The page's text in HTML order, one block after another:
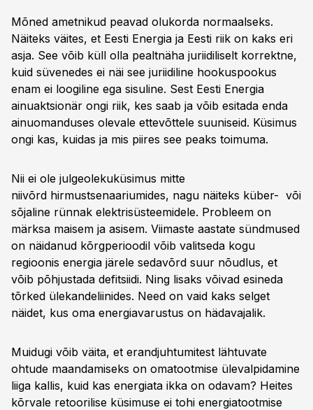
Mõned ametnikud peavad olukorda normaalseks.
Näiteks väites, et Eesti Energia ja Eesti riik on kaks eri
asja. See võib küll olla pealtnäha juriidiliselt korrektne,
kuid süvenedes ei näi see juriidiline hookuspookus
enam ei loogiline ega sisuline. Sest Eesti Energia
ainuaktsionär ongi riik, kes saab ja võib esitada enda
ainuomanduses olevale ettevõttele suuniseid. Küsimus
ongi kas, kuidas ja mis piires see peaks toimuma.
Nii ei ole julgeolekuküsimus mitte
niivõrd hirmustsenaariumides, nagu näiteks küber- või
sõjaline rünnak elektrisüsteemidele. Probleem on
märksa maisem ja asisem. Viimaste aastate sündmused
on näidanud kõrgperioodil võib valitseda kogu
regioonis energia järele sedavõrd suur nõudlus, et
võib põhjustada defitsiidi. Ning lisaks võivad esineda
tõrked ülekandeliinides. Need on vaid kaks selget
näidet, kus oma energiavarustus on hädavajalik.
Muidugi võib väita, et erandjuhtumitest lähtuvate
ohtude maandamiseks on omatootmise ülevalpidamine
liiga kallis, kuid kas energiata ikka on odavam? Heites
kõrvale retoorilise küsimuse ei tohi energiatootmise